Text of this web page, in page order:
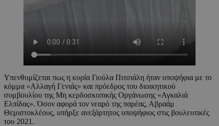
Υπενθυμίζεται πως η κυρία Γιούλα Πιτσιάλη ήταν υποψήφια με το
κόμμα «Αλλαγή Γενιάς» και πρόεδρος του διοικητικού
συμβουλίου της Μη κερδοσκοπικής Οργάνωσης «Αγκαλιά
Ελπίδας». Όσον αφορά τον νεαρό της παρέας, Αβραάμ
Θεμιστοκλέους, υπήρξε ανεξάρτητος υποψήφιος στις βουλευτικές
του 2021.